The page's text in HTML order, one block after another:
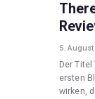
5. August
Der
ersten
wirken,